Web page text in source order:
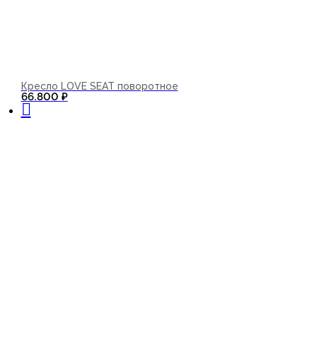
Кресло LOVE SEAT поворотное
66.800 ₽